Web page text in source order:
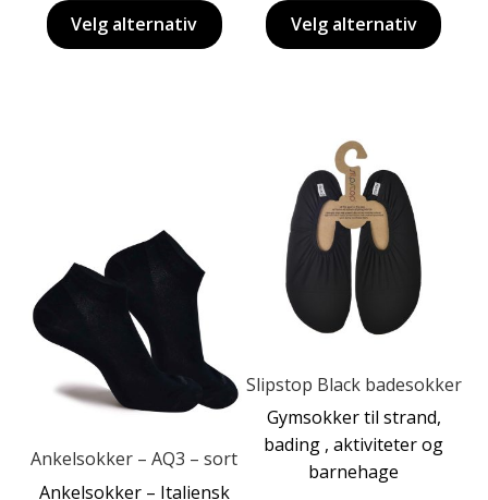
Velg alternativ Velg alternativ
Ankelsokker – AQ3 – sort
Ankelsokker – Italiensk
produktet
har
varianter.
Alternativene
velges
produktsiden
Slipstop Black badesokker
Gymsokker til strand,
bading , aktiviteter og
barnehage
Dette
produktet
har
flere
varianter.
Alternativene
kan
velges
produktsiden